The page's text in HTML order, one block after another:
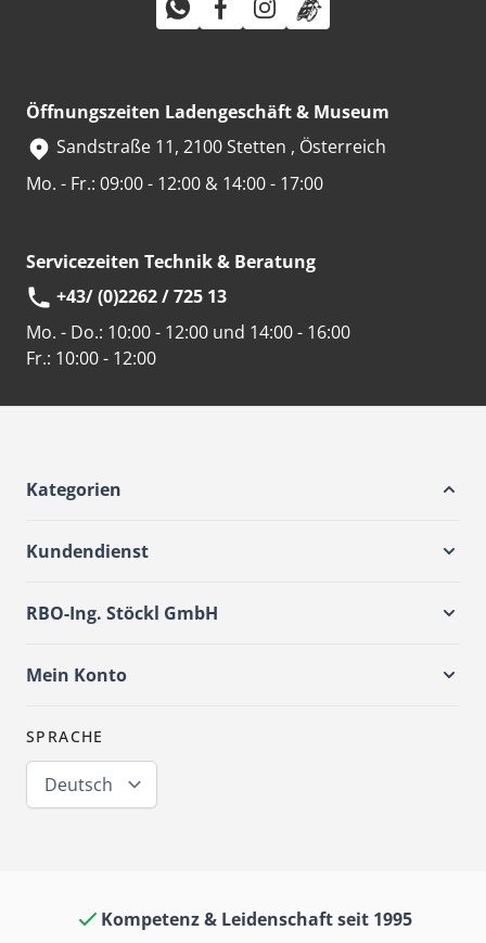
Öffnungszeiten Ladengeschäft & Museum
Sandstraße 11, 2100 Stetten , Österreich
Mo. - Fr.: 09:00 - 12:00 & 14:00 - 17:00
Servicezeiten Technik & Beratung
+43/ (0)2262 / 725 13
Mo. - Do.: 10:00 - 12:00 und 14:00 - 16:00
Fr.: 10:00 - 12:00
Kategorien
Kundendienst
RBO-Ing. Stöckl GmbH
Mein Konto
SPRACHE
Deutsch
Kompetenz & Leidenschaft seit 1995